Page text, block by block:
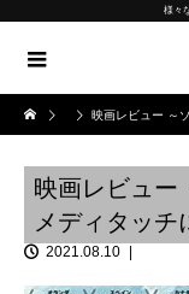
様々
映画レビュー ～
映画レビュー
メディタッチ
2021.08.10